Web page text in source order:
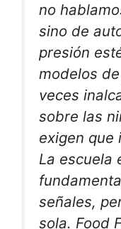
no
sino de
presión
modelos
veces
sobre las
exigen que
La escuela
señales,
sola. Food